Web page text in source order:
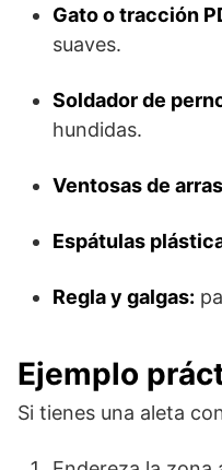
Gato o tracción
suaves.
Soldador de
hundidas.
Ventosas de
Espátulas
Regla y galgas:
Ejemplo
Si tienes una aleta